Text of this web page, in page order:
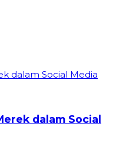
dalam Social